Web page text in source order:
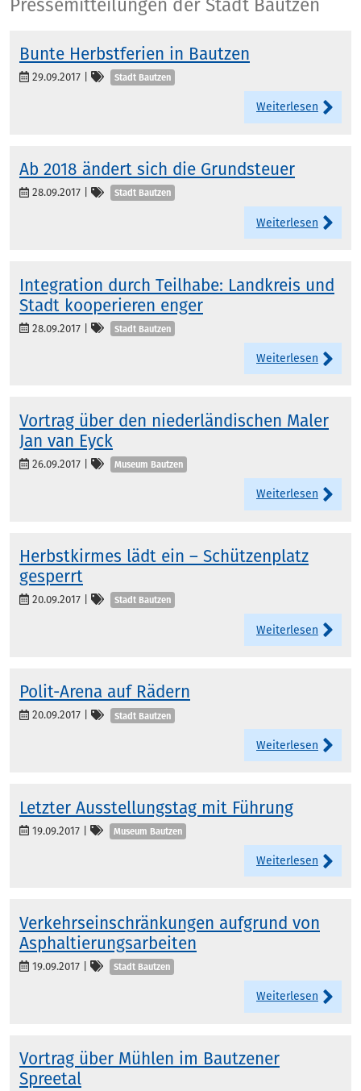
Pressemitteilungen der Stadt Bautzen
Bunte Herbstferien in Bautzen
29.09.2017 Kategorien
Stadt Bautzen
Weiterlesen
Ab 2018 ändert sich die Grundsteuer
28.09.2017 Kategorien
Stadt Bautzen
Weiterlesen
Integration durch Teilhabe: Landkreis und
Stadt kooperieren enger
28.09.2017 Kategorien
Stadt Bautzen
Weiterlesen
Vortrag über den niederländischen Maler
Jan van Eyck
26.09.2017 Kategorien
Museum Bautzen
Weiterlesen
Herbstkirmes lädt ein – Schützenplatz
gesperrt
20.09.2017 Kategorien
Stadt Bautzen
Weiterlesen
Polit-Arena auf Rädern
20.09.2017 Kategorien
Stadt Bautzen
Weiterlesen
Letzter Ausstellungstag mit Führung
19.09.2017 Kategorien
Museum Bautzen
Weiterlesen
Verkehrseinschränkungen aufgrund von
Asphaltierungsarbeiten
19.09.2017 Kategorien
Stadt Bautzen
Weiterlesen
Vortrag über Mühlen im Bautzener
Spreetal